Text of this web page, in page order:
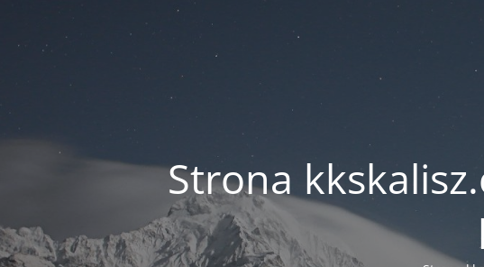
Strona